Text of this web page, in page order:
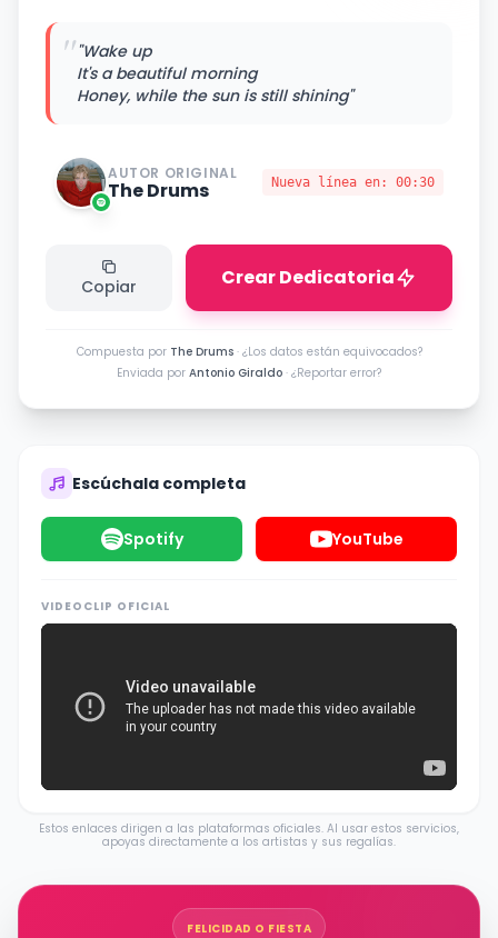
""Wake up
It's a beautiful morning
Honey, while the sun is still shining"
AUTOR ORIGINAL
The Drums Nueva línea en: 00:30
Copiar Crear Dedicatoria
Compuesta por The Drums· ¿Los datos están equivocados?
Enviada por Antonio Giraldo · ¿Reportar error?
Escúchala completa
Spotify YouTube
VIDEOCLIP OFICIAL
Estos enlaces dirigen a las plataformas oficiales. Al usar estos servicios,
apoyas directamente a los artistas y sus regalías.
FELICIDAD O FIESTA